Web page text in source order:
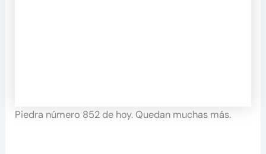
Piedra número 852 de hoy. Quedan muchas más.